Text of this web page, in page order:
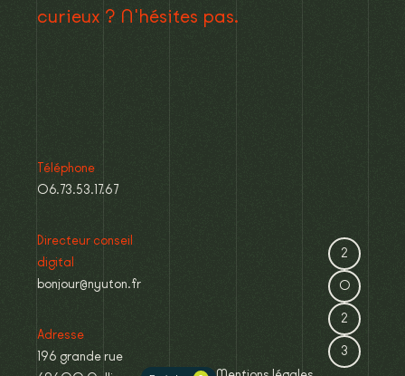
curieux ? N'hésites pas.
Téléphone
06.73.53.17.67
Directeur conseil
digital
bonjour@nyuton.fr
Adresse
196 grande rue
2
0
2
3